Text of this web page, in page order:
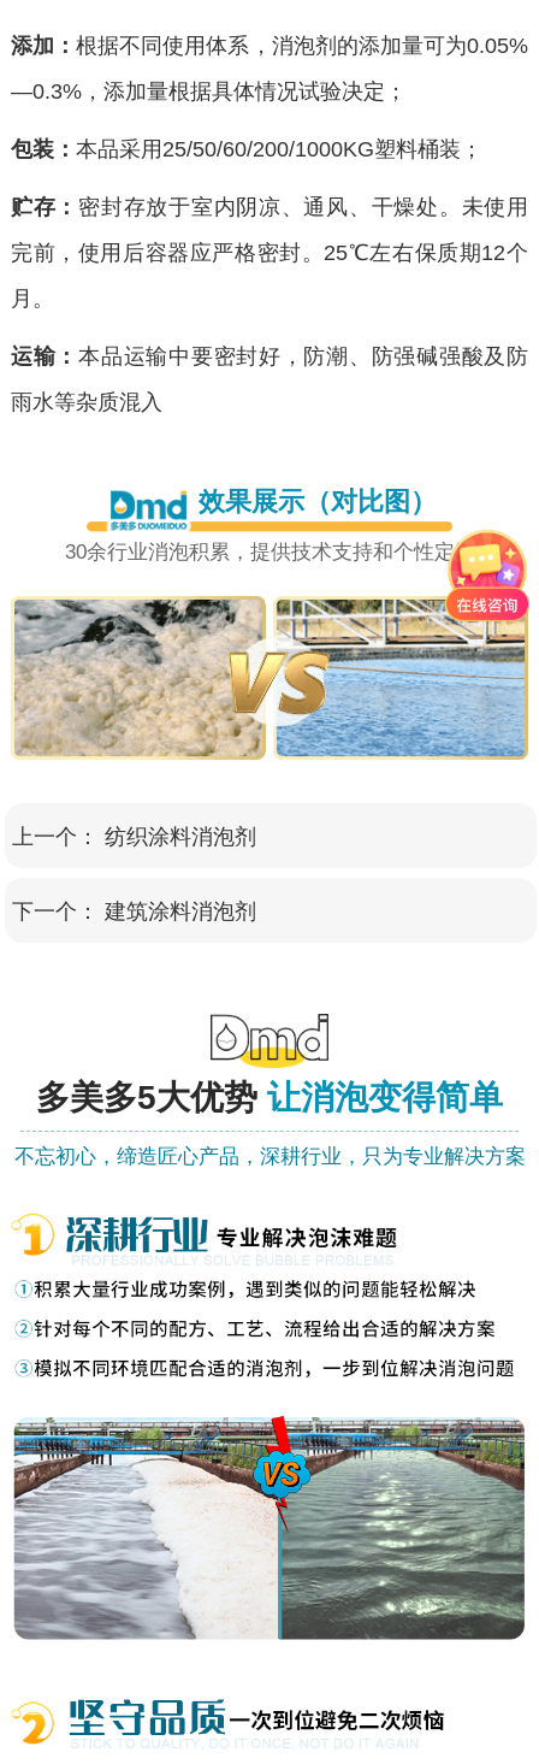
添加：根据不同使用体系，消泡剂的添加量可为0.05%
—0.3%，添加量根据具体情况试验决定；
包装： 本品采用25/50/60/200/1000KG塑料桶装；
贮存： 密封存放于室内阴凉、通风、干燥处。未使用
完前，使用后容器应严格密封。25℃左右保质期12个
月。
运输：本品运输中要密封好，防潮、防强碱强酸及防
雨水等杂质混入
效果展示（对比图）
30余行业消泡积累，提供技术支持和个性定制
上一个： 纺织涂料消泡剂
下一个： 建筑涂料消泡剂
多美多5大优势 让消泡变得简单
不忘初心，缔造匠心产品，深耕行业，只为专业解决方案